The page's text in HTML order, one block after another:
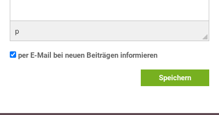
p
per E-Mail bei neuen Beiträgen informieren
Speichern